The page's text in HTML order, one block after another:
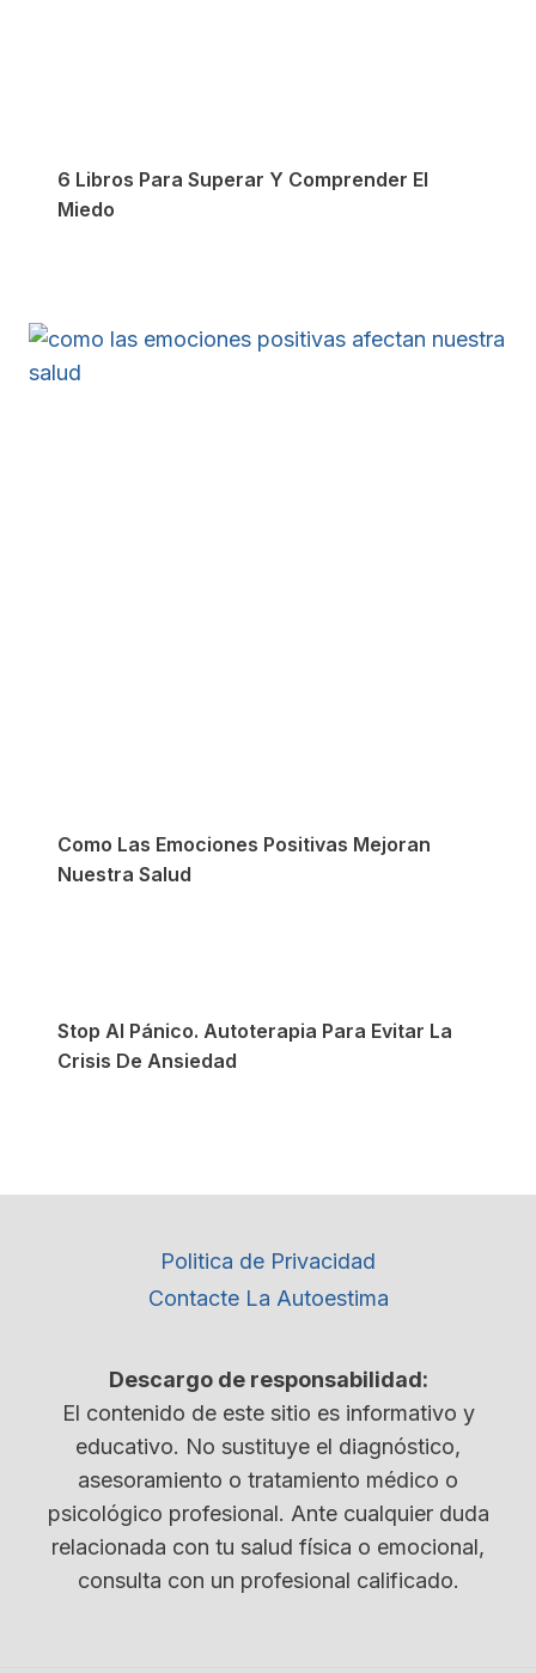
6 Libros Para Superar Y Comprender El
Miedo
Como Las Emociones Positivas Mejoran
Nuestra Salud
Stop Al Pánico. Autoterapia Para Evitar La
Crisis De Ansiedad
Politica de Privacidad
Contacte La Autoestima
Descargo de responsabilidad:
El contenido de este sitio es informativo y
educativo. No sustituye el diagnóstico,
asesoramiento o tratamiento médico o
psicológico profesional. Ante cualquier duda
relacionada con tu salud física o emocional,
consulta con un profesional calificado.